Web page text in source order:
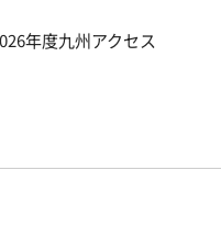
年度九州アクセス